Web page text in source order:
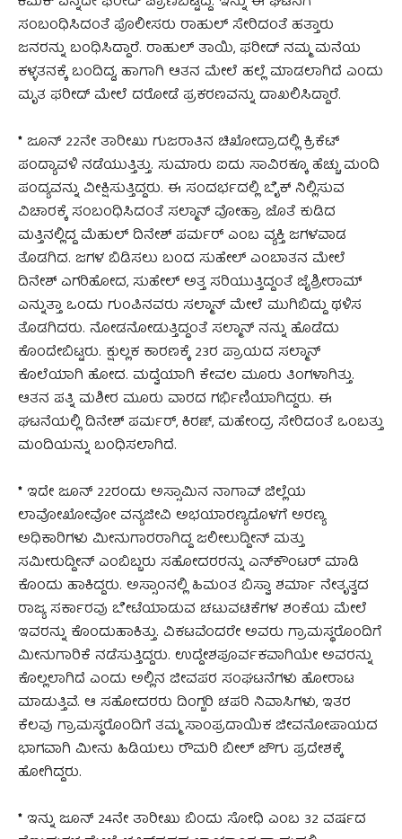
ಸಂಬಂಧಿಸಿದಂತೆ ಪೊಲೀಸರು ರಾಹುಲ್ ಸೇರಿದಂತೆ ಹತ್ತಾರು
ಜನರನ್ನು ಬಂಧಿಸಿದ್ದಾರೆ. ರಾಹುಲ್ ತಾಯಿ, ಫರೀದ್ ನಮ್ಮ ಮನೆಯ
ಕಳ್ಳತನಕ್ಕೆ ಬಂದಿದ್ದ, ಹಾಗಾಗಿ ಆತನ ಮೇಲೆ ಹಲ್ಲೆ ಮಾಡಲಾಗಿದೆ ಎಂದು
ಮೃತ ಫರೀದ್ ಮೇಲೆ ದರೋಡೆ ಪ್ರಕರಣವನ್ನು ದಾಖಲಿಸಿದ್ದಾರೆ.
*ಜೂನ್ 22ನೇ ತಾರೀಖು ಗುಜರಾತಿನ ಚಿಖೋದ್ರಾದಲ್ಲಿ ಕ್ರಿಕೆಟ್
ಪಂದ್ಯಾವಳಿ ನಡೆಯುತ್ತಿತ್ತು. ಸುಮಾರು ಐದು ಸಾವಿರಕ್ಕೂ ಹೆಚ್ಚು ಮಂದಿ
ಪಂದ್ಯವನ್ನು ವೀಕ್ಷಿಸುತ್ತಿದ್ದರು. ಈ ಸಂದರ್ಭದಲ್ಲಿ ಬೈಕ್ ನಿಲ್ಲಿಸುವ
ವಿಚಾರಕ್ಕೆ ಸಂಬಂಧಿಸಿದಂತೆ ಸಲ್ಮಾನ್ ವೋಹ್ರಾ ಜೊತೆ ಕುಡಿದ
ಮತ್ತಿನಲ್ಲಿದ್ದ ಮೆಹುಲ್ ದಿನೇಶ್ ಪರ್ಮರ್ ಎಂಬ ವ್ಯಕ್ತಿ ಜಗಳವಾಡ
ತೊಡಗಿದ. ಜಗಳ ಬಿಡಿಸಲು ಬಂದ ಸುಹೇಲ್ ಎಂಬಾತನ ಮೇಲೆ
ದಿನೇಶ್ ಎಗರಿಹೋದ, ಸುಹೇಲ್ ಅತ್ತ ಸರಿಯುತ್ತಿದ್ದಂತೆ ಜೈಶ್ರೀರಾಮ್
ಎನ್ನುತ್ತಾ ಒಂದು ಗುಂಪಿನವರು ಸಲ್ಮಾನ್ ಮೇಲೆ ಮುಗಿಬಿದ್ದು ಥಳಿಸ
ತೊಡಗಿದರು. ನೋಡನೋಡುತ್ತಿದ್ದಂತೆ ಸಲ್ಮಾನ್ ನನ್ನು ಹೊಡೆದು
ಕೊಂದೇಬಿಟ್ಟರು. ಕ್ಷುಲ್ಲಕ ಕಾರಣಕ್ಕೆ 23ರ ಪ್ರಾಯದ ಸಲ್ಮಾನ್
ಕೊಲೆಯಾಗಿ ಹೋದ. ಮದ್ವೆಯಾಗಿ ಕೇವಲ ಮೂರು ತಿಂಗಳಾಗಿತ್ತು.
ಆತನ ಪತ್ನಿ ಮಶೀರ ಮೂರು ವಾರದ ಗರ್ಭಿಣಿಯಾಗಿದ್ದರು. ಈ
ಘಟನೆಯಲ್ಲಿ ದಿನೇಶ್ ಪರ್ಮರ್, ಕಿರಣ್, ಮಹೇಂದ್ರ ಸೇರಿದಂತೆ ಒಂಬತ್ತು
ಮಂದಿಯನ್ನು ಬಂಧಿಸಲಾಗಿದೆ.
*ಇದೇ ಜೂನ್ 22ರಂದು ಅಸ್ಸಾಮಿನ ನಾಗಾವ್ ಜಿಲ್ಲೆಯ
ಲಾವೋಖೋವೋ ವನ್ಯಜೀವಿ ಅಭಯಾರಣ್ಯದೊಳಗೆ ಅರಣ್ಯ
ಅಧಿಕಾರಿಗಳು ಮೀನುಗಾರರಾಗಿದ್ದ ಜಲೀಲುದ್ದೀನ್ ಮತ್ತು
ಸಮೀರುದ್ದೀನ್ ಎಂಬಿಬ್ಬರು ಸಹೋದರರನ್ನು ಎನ್‌ಕೌಂಟರ್ ಮಾಡಿ
ಕೊಂದು ಹಾಕಿದ್ದರು. ಅಸ್ಸಾಂನಲ್ಲಿ ಹಿಮಂತ ಬಿಸ್ವಾ ಶರ್ಮಾ ನೇತೃತ್ವದ
ರಾಜ್ಯ ಸರ್ಕಾರವು ಬೇಟೆಯಾಡುವ ಚಟುವಟಿಕೆಗಳ ಶಂಕೆಯ ಮೇಲೆ
ಇವರನ್ನು ಕೊಂದುಹಾಕಿತ್ತು. ವಿಕಟವೆಂದರೇ ಅವರು ಗ್ರಾಮಸ್ಥರೊಂದಿಗೆ
ಮೀನುಗಾರಿಕೆ ನಡೆಸುತ್ತಿದ್ದರು. ಉದ್ದೇಶಪೂರ್ವಕವಾಗಿಯೇ ಅವರನ್ನು
ಕೊಲ್ಲಲಾಗಿದೆ ಎಂದು ಅಲ್ಲಿನ ಜೀವಪರ ಸಂಘಟನೆಗಳು ಹೋರಾಟ
ಮಾಡುತ್ತಿವೆ. ಆ ಸಹೋದರರು ದಿಂಗ್ಬರಿ ಚಪರಿ ನಿವಾಸಿಗಳು, ಇತರ
ಕೆಲವು ಗ್ರಾಮಸ್ಥರೊಂದಿಗೆ ತಮ್ಮ ಸಾಂಪ್ರದಾಯಿಕ ಜೀವನೋಪಾಯದ
ಭಾಗವಾಗಿ ಮೀನು ಹಿಡಿಯಲು ರೌಮರಿ ಬೀಲ್ ಜೌಗು ಪ್ರದೇಶಕ್ಕೆ
ಹೋಗಿದ್ದರು.
*ಇನ್ನು ಜೂನ್ 24ನೇ ತಾರೀಖು ಬಿಂದು ಸೋಧಿ ಎಂಬ 32 ವರ್ಷದ